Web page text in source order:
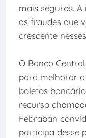
mais seguros.
as fraudes que
crescente
O Banco
para melhorar
boletos
recurso
Febraban
participa desse